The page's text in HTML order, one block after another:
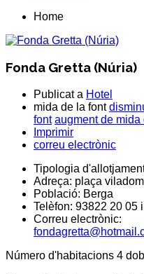
Home
Fonda Gretta (Núria)
Publicat a Hotel
mida de la font
font augment de mida
Imprimir
correu electrònic
Tipologia
Adreça: plaça
Població: Berga
Telèfon: 93822 20 05
Correu electrònic:
Número d'habitacions 4